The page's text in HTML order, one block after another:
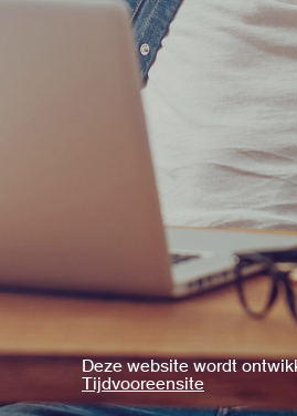
Deze website wordt
Tijdvooreensite